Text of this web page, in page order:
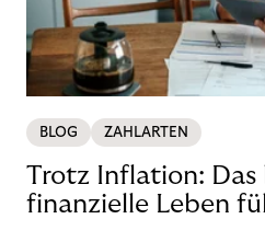
BLOG ZAHLARTEN
Trotz Inflation: Das
finanzielle Leben